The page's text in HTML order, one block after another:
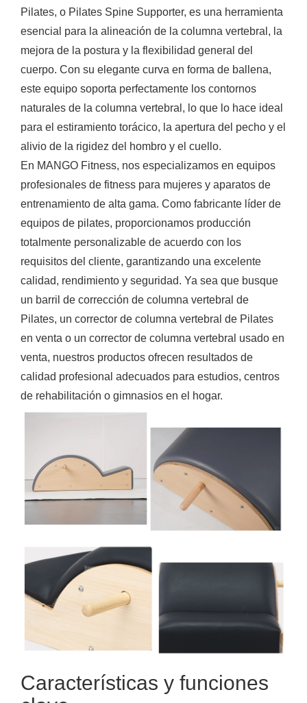
Pilates, o Pilates Spine Supporter, es una herramienta
esencial para la alineación de la columna vertebral, la
mejora de la postura y la flexibilidad general del
cuerpo. Con su elegante curva en forma de ballena,
este equipo soporta perfectamente los contornos
naturales de la columna vertebral, lo que lo hace ideal
para el estiramiento torácico, la apertura del pecho y el
alivio de la rigidez del hombro y el cuello.
En MANGO Fitness, nos especializamos en equipos
profesionales de fitness para mujeres y aparatos de
entrenamiento de alta gama. Como fabricante líder de
equipos de pilates, proporcionamos producción
totalmente personalizable de acuerdo con los
requisitos del cliente, garantizando una excelente
calidad, rendimiento y seguridad. Ya sea que busque
un barril de corrección de columna vertebral de
Pilates, un corrector de columna vertebral de Pilates
en venta o un corrector de columna vertebral usado en
venta, nuestros productos ofrecen resultados de
calidad profesional adecuados para estudios, centros
de rehabilitación o gimnasios en el hogar.
Características y funciones